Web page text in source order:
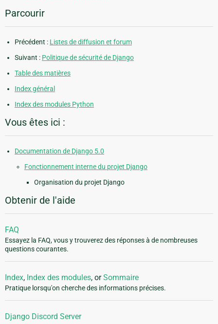
Parcourir
Précédent : Listes de diffusion et forum
Suivant : Politique de sécurité de Django
Table des matières
Index général
Index des modules Python
Vous êtes ici :
Documentation de Django 5.0
Fonctionnement interne du projet Django
Organisation du projet Django
Obtenir de l'aide
FAQ
Essayez la FAQ, vous y trouverez des réponses à de nombreuses
questions courantes.
Index, Index des modules, orSommaire
Pratique lorsqu'on cherche des informations précises.
Django Discord Server